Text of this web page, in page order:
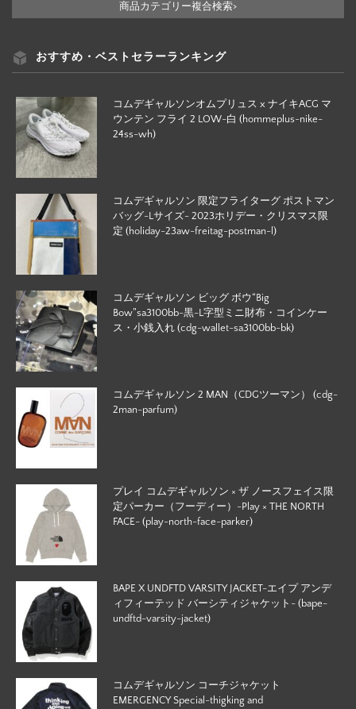
商品カテゴリー複合検索>
おすすめ・ベストセラーランキング
コムデギャルソンオムプリュス x ナイキACG マ
ウンテン フライ 2 LOW-白 (hommeplus-nike-
24ss-wh)
コムデギャルソン 限定フライターグ ポストマン
バッグ-Lサイズ- 2023ホリデー・クリスマス限
定 (holiday-23aw-freitag-postman-l)
コムデギャルソン ビッグ ボウ“Big
Bow”sa3100bb-黒-L字型ミニ財布・コインケー
ス・小銭入れ (cdg-wallet-sa3100bb-bk)
コムデギャルソン 2 MAN（CDGツーマン） (cdg-
2man-parfum)
プレイ コムデギャルソン × ザ ノースフェイス限
定パーカー（フーディー）-Play × THE NORTH
FACE- (play-north-face-parker)
BAPE X UNDFTD VARSITY JACKET-エイプ アンデ
ィフィーテッド バーシティジャケット- (bape-
undftd-varsity-jacket)
コムデギャルソン コーチジャケット
EMERGENCY Special-thigking and